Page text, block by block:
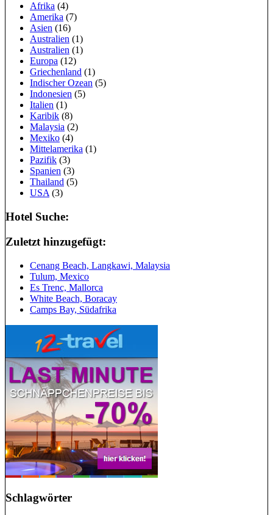
Afrika (4)
Amerika (7)
Asien (16)
Australien (1)
Australien (1)
Europa (12)
Griechenland (1)
Indischer Ozean (5)
Indonesien (5)
Italien (1)
Karibik (8)
Malaysia (2)
Mexiko (4)
Mittelamerika (1)
Pazifik (3)
Spanien (3)
Thailand (5)
USA (3)
Hotel Suche:
Zuletzt hinzugefügt:
Cenang Beach, Langkawi, Malaysia
Tulum, Mexico
Es Trenc, Mallorca
White Beach, Boracay
Camps Bay, Südafrika
Schlagwörter